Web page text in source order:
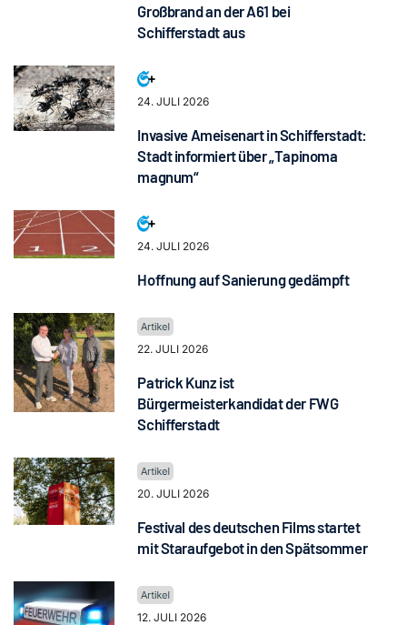
Großbrand an der A61 bei
Schifferstadt aus
24. JULI 2026
Invasive Ameisenart in Schifferstadt:
Stadt informiert über „Tapinoma
magnum“
24. JULI 2026
Hoffnung auf Sanierung gedämpft
22. JULI 2026
Patrick Kunz ist
Bürgermeisterkandidat der FWG
Schifferstadt
20. JULI 2026
Festival des deutschen Films startet
mit Staraufgebot in den Spätsommer
12. JULI 2026